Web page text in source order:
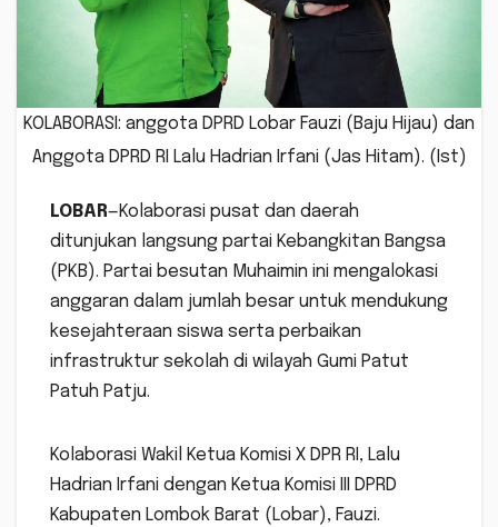
KOLABORASI: anggota DPRD Lobar Fauzi (Baju Hijau) dan
Anggota DPRD RI Lalu Hadrian Irfani (Jas Hitam). (Ist)
LOBAR—Kolaborasi pusat dan daerah
ditunjukan langsung partai Kebangkitan Bangsa
(PKB). Partai besutan Muhaimin ini mengalokasi
anggaran dalam jumlah besar untuk mendukung
kesejahteraan siswa serta perbaikan
infrastruktur sekolah di wilayah Gumi Patut
Patuh Patju.
Kolaborasi Wakil Ketua Komisi X DPR RI, Lalu
Hadrian Irfani dengan Ketua Komisi III DPRD
Kabupaten Lombok Barat (Lobar), Fauzi.